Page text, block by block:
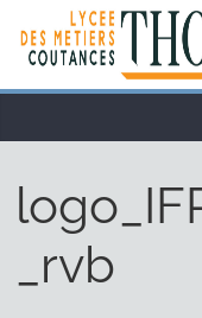
_rvb